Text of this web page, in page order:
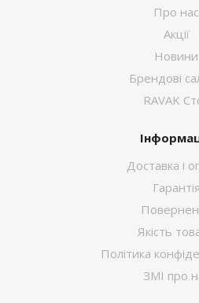
Про нас
Акції
Новини
Брендові
RAVAK
Доставка і
Гарантія
Якість
Політика
ЗМІ про